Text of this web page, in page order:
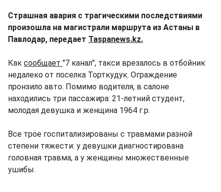
Страшная авария с трагическими последствиями
произошла на магистрали маршрута из Астаны в
Павлодар, передает Taspanews.kz.
Как сообщает "7 канал", такси врезалось в отбойник
недалеко от поселка Торткудук. Ограждение
пронзило авто. Помимо водителя, в салоне
находились три пассажира: 21-летний студент,
молодая девушка и женщина 1964 г.р.
Все трое госпитализированы с травмами разной
степени тяжести: у девушки диагностирована
головная травма, а у женщины множественные
ушибы.